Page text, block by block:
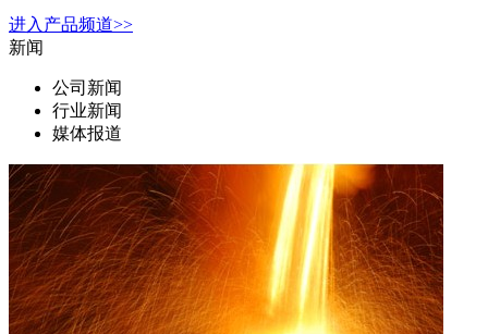
进入 产品频道>>
新闻
公司新闻
行业新闻
媒体报道